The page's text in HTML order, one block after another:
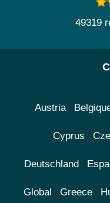
49319
Austria
Cyprus
Deutschland
Global Greece